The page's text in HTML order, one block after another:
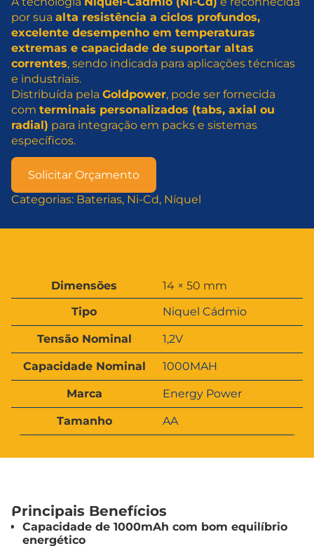
por sua alta resistência a ciclos profundos,
excelente desempenho em temperaturas
extremas e capacidade de suportar altas
correntes, sendo indicada para aplicações técnicas
e industriais.
Distribuída pela Goldpower, pode ser fornecida
com terminais personalizados (tabs, axial ou
radial) para integração em packs e sistemas
específicos.
Solicitar Orçamento
Categorias: Baterias, Ni-Cd, Níquel
t
b
t
o
s
l
o
r
Dimensões
14 × 50 mm
Tipo
Niquel Cádmio
Tensão Nominal 1,2V
Capacidade Nominal 1000MAH
Marca Energy Power
Tamanho AA
Principais Benefícios
Capacidade de 1000mAh com bom equilíbrio
energético